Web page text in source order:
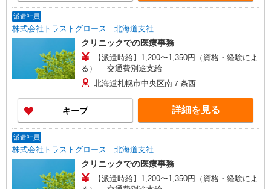
遣期間満了後、双方合意の上直接雇用へ移行予定
派遣社員
株式会社トラストグロース 北海道支社
クリニックでの医療事務
【派遣時給】1,200〜1,350円（資格・経験によ
る） 交通費別途支給
北海道札幌市中央区南７条西
キープ 詳細を見る
派遣社員
株式会社トラストグロース 北海道支社
クリニックでの医療事務
【派遣時給】1,200〜1,350円（資格・経験によ